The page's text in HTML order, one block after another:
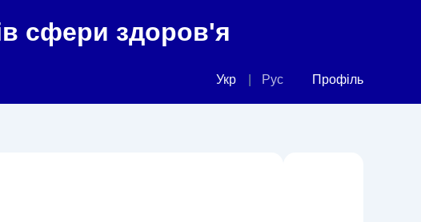
сфери здоров'я
Укр Рус Профіль